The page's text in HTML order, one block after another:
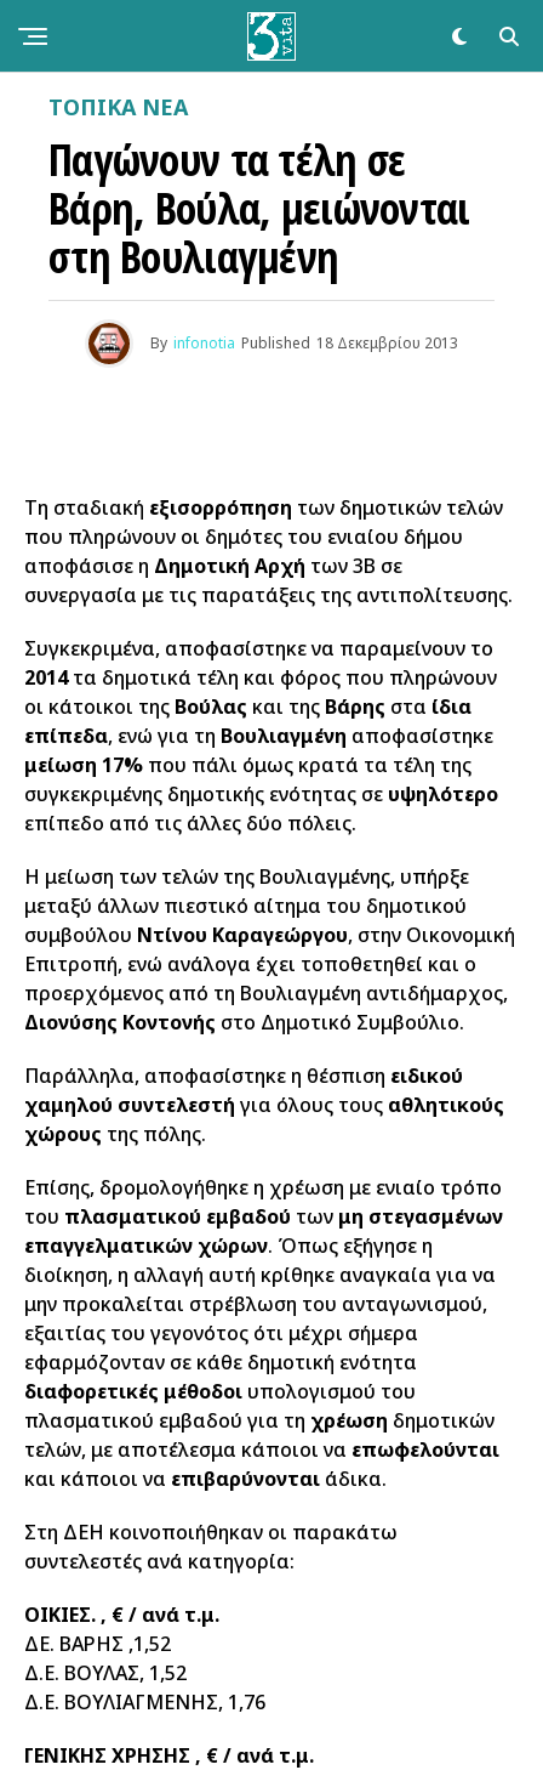
ΤΟΠΙΚΑ ΝΕΑ
Παγώνουν τα τέλη σε
Βάρη, Βούλα, μειώνονται
στη Βουλιαγμένη
By infonotia Published 18 Δεκεμβρίου 2013
Τη σταδιακή εξισορρόπηση των δημοτικών τελών
που πληρώνουν οι δημότες του ενιαίου δήμου
αποφάσισε η Δημοτική Αρχή των 3Β σε
συνεργασία με τις παρατάξεις της αντιπολίτευσης.
Συγκεκριμένα, αποφασίστηκε να παραμείνουν το
2014τα δημοτικά τέλη και φόρος που πληρώνουν
οι κάτοικοι της Βούλας και της Βάρης στα ίδια
επίπεδα, ενώ για τη Βουλιαγμένη αποφασίστηκε
μείωση 17% που πάλι όμως κρατά τα τέλη της
συγκεκριμένης δημοτικής ενότητας σε υψηλότερο
επίπεδο από τις άλλες δύο πόλεις.
Η μείωση των τελών της Βουλιαγμένης, υπήρξε
μεταξύ άλλων πιεστικό αίτημα του δημοτικού
συμβούλου Ντίνου Καραγεώργου, στην Οικονομική
Επιτροπή, ενώ ανάλογα έχει τοποθετηθεί και ο
προερχόμενος από τη Βουλιαγμένη αντιδήμαρχος,
Διονύσης Κοντονής στο Δημοτικό Συμβούλιο.
Παράλληλα, αποφασίστηκε η θέσπιση ειδικού
χαμηλού συντελεστή για όλους τους αθλητικούς
χώρους της πόλης.
Επίσης, δρομολογήθηκε η χρέωση με ενιαίο τρόπο
του πλασματικού εμβαδού των μη στεγασμένων
επαγγελματικών χώρων. Όπως εξήγησε η
διοίκηση, η αλλαγή αυτή κρίθηκε αναγκαία για να
μην προκαλείται στρέβλωση του ανταγωνισμού,
εξαιτίας του γεγονότος ότι μέχρι σήμερα
εφαρμόζονταν σε κάθε δημοτική ενότητα
διαφορετικές μέθοδοι υπολογισμού του
πλασματικού εμβαδού για τη χρέωση δημοτικών
τελών, με αποτέλεσμα κάποιοι να επωφελούνται
και κάποιοι να επιβαρύνονται άδικα.
Στη ΔΕΗ κοινοποιήθηκαν οι παρακάτω
συντελεστές ανά κατηγορία:
ΟΙΚΙΕΣ. , € / ανά τ.μ.
ΔΕ. ΒΑΡΗΣ ,1,52
Δ.Ε. ΒΟΥΛΑΣ, 1,52
Δ.Ε. ΒΟΥΛΙΑΓΜΕΝΗΣ, 1,76
ΓΕΝΙΚΗΣ ΧΡΗΣΗΣ , € / ανά τ.μ.